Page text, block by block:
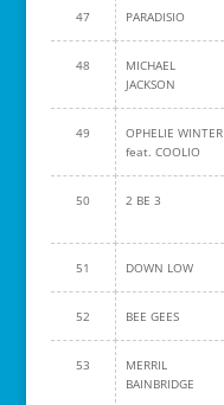
47 PARADISIO
48
MICHAEL
JACKSON
49
OPHELIE WINTER
feat. COOLIO
50 2 BE 3
51 DOWN LOW
52 BEE GEES
53
MERRIL
BAINBRIDGE